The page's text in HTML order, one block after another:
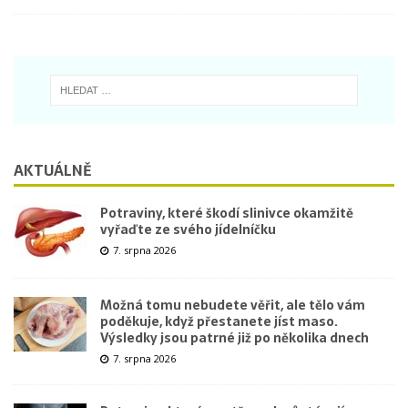
AKTUÁLNĚ
Potraviny, které škodí slinivce okamžitě
vyřaďte ze svého jídelníčku
7. srpna 2026
Možná tomu nebudete věřit, ale tělo vám
poděkuje, když přestanete jíst maso.
Výsledky jsou patrné již po několika dnech
7. srpna 2026